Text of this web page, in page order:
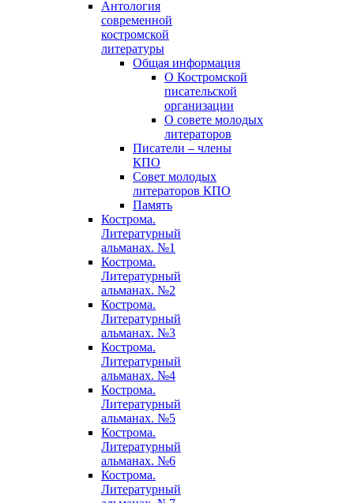
Антология
современной
костромской
литературы
Общая информация
О Костромской
писательской
организации
О совете молодых
литераторов
Писатели – члены
КПО
Совет молодых
литераторов КПО
Память
Кострома.
Литературный
альманах. №1
Кострома.
Литературный
альманах. №2
Кострома.
Литературный
альманах. №3
Кострома.
Литературный
альманах. №4
Кострома.
Литературный
альманах. №5
Кострома.
Литературный
альманах. №6
Кострома.
Литературный